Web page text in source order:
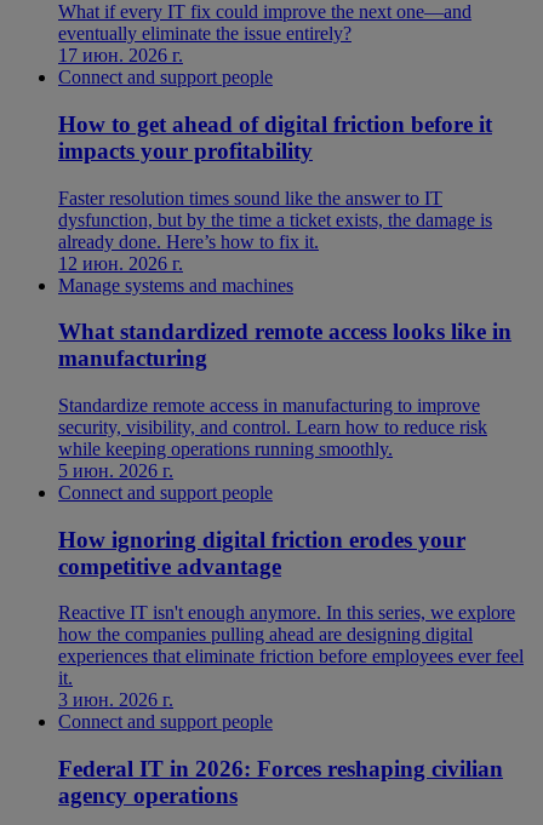
What if every IT fix could improve the next one—and
eventually eliminate the issue entirely?
17 июн. 2026 г.
Connect and support people
How to get ahead of digital friction before it
impacts your profitability
Faster resolution times sound like the answer to IT
dysfunction, but by the time a ticket exists, the damage is
already done. Here’s how to fix it.
12 июн. 2026 г.
Manage systems and machines
What standardized remote access looks like in
manufacturing
Standardize remote access in manufacturing to improve
security, visibility, and control. Learn how to reduce risk
while keeping operations running smoothly.
5 июн. 2026 г.
Connect and support people
How ignoring digital friction erodes your
competitive advantage
Reactive IT isn't enough anymore. In this series, we explore
how the companies pulling ahead are designing digital
experiences that eliminate friction before employees ever feel
it.
3 июн. 2026 г.
Connect and support people
Federal IT in 2026: Forces reshaping civilian
agency operations